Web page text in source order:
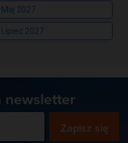
Maj 2027
Lipiec 2027
newsletter
Zapisz się